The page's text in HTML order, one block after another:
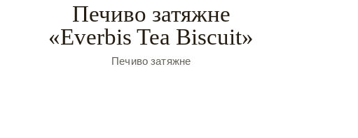
Печиво затяжне
«Everbis Tea Biscuit»
Печиво затяжне